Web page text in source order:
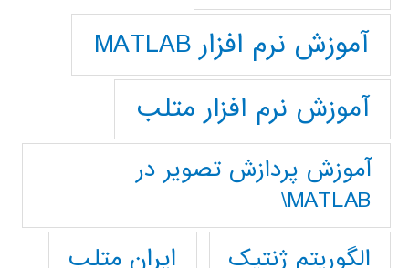
آموزش نرم افزار MATLAB
آموزش نرم افزار متلب
آموزش پردازش تصوير در
MATLAB\
الگوریتم ژنتیک
ایران متلب